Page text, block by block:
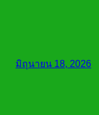
มิถุนายน 18, 2026